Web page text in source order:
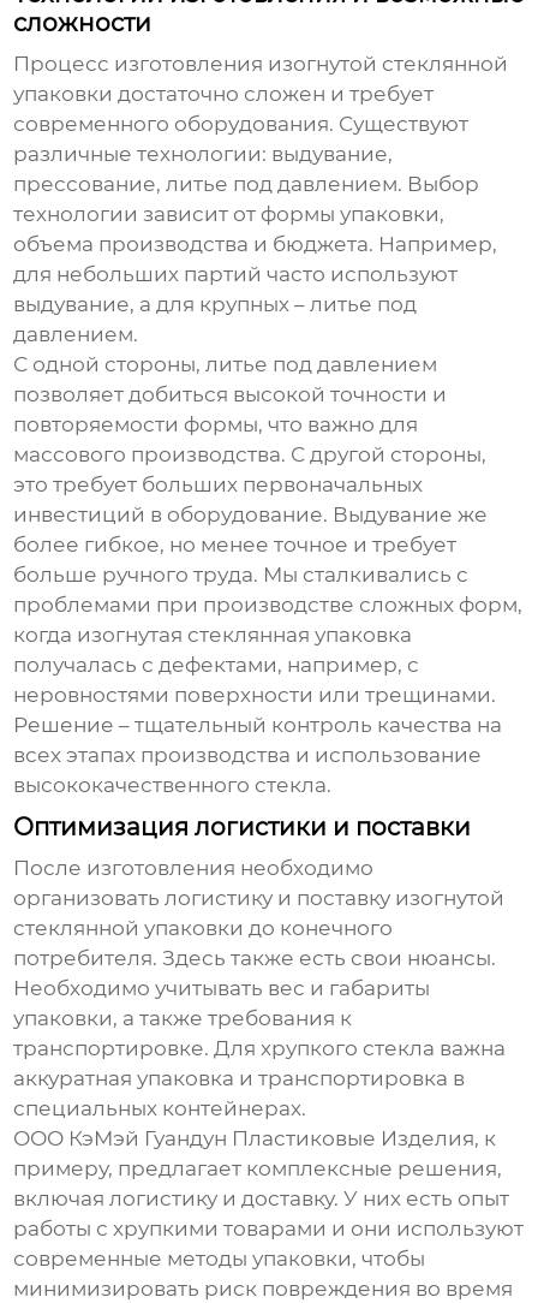
сложности
Процесс изготовления изогнутой стеклянной
упаковки достаточно сложен и требует
современного оборудования. Существуют
различные технологии: выдувание,
прессование, литье под давлением. Выбор
технологии зависит от формы упаковки,
объема производства и бюджета. Например,
для небольших партий часто используют
выдувание, а для крупных – литье под
давлением.
С одной стороны, литье под давлением
позволяет добиться высокой точности и
повторяемости формы, что важно для
массового производства. С другой стороны,
это требует больших первоначальных
инвестиций в оборудование. Выдувание же
более гибкое, но менее точное и требует
больше ручного труда. Мы сталкивались с
проблемами при производстве сложных форм,
когда изогнутая стеклянная упаковка
получалась с дефектами, например, с
неровностями поверхности или трещинами.
Решение – тщательный контроль качества на
всех этапах производства и использование
высококачественного стекла.
Оптимизация логистики и поставки
После изготовления необходимо
организовать логистику и поставку изогнутой
стеклянной упаковки до конечного
потребителя. Здесь также есть свои нюансы.
Необходимо учитывать вес и габариты
упаковки, а также требования к
транспортировке. Для хрупкого стекла важна
аккуратная упаковка и транспортировка в
специальных контейнерах.
ООО КэМэй Гуандун Пластиковые Изделия, к
примеру, предлагает комплексные решения,
включая логистику и доставку. У них есть опыт
работы с хрупкими товарами и они используют
современные методы упаковки, чтобы
минимизировать риск повреждения во время